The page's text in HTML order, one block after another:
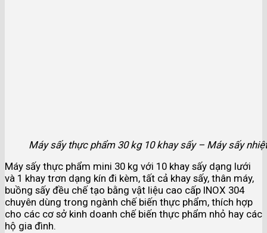
Máy sấy thực phẩm 30 kg 10 khay sấy – Máy sấy
Máy sấy thực phẩm mini 30 kg với 10 khay sấy dạng lưới
và 1 khay trơn dạng kín đi kèm, tất cả khay sấy, thân máy,
buồng sấy đều chế tạo bằng vật liệu cao cấp INOX 304
chuyên dùng trong ngành chế biến thực phẩm, thích hợp
cho các cơ sở kinh doanh chế biến thực phẩm nhỏ hay các
hộ gia đình.